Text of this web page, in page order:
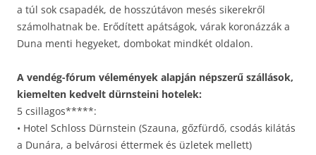
a túl sok csapadék, de hosszútávon mesés sikerekről
számolhatnak be. Erődített apátságok, várak koronázzák a
Duna menti hegyeket, dombokat mindkét oldalon.
A vendég-fórum vélemények alapján népszerű szállások,
kiemelten kedvelt dürnsteini hotelek:
5 csillagos*****:
• Hotel Schloss Dürnstein (Szauna, gőzfürdő, csodás kilátás
a Dunára, a belvárosi éttermek és üzletek mellett)